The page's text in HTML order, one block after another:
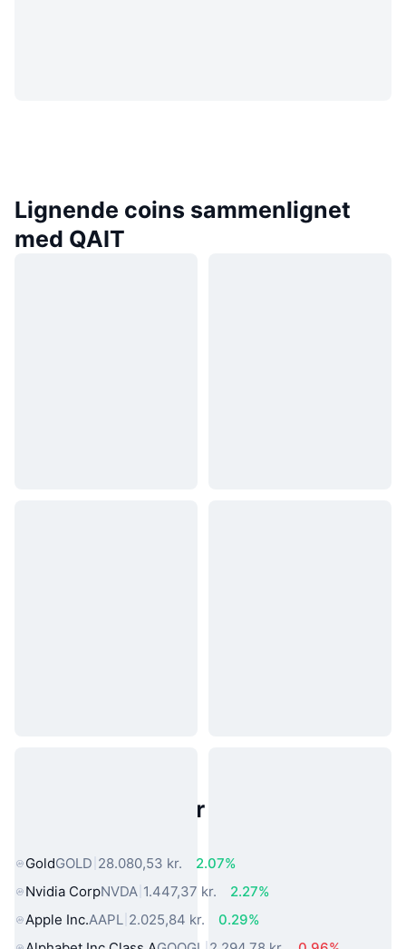
Lignende coins sammenlignet
med QAIT
Populære aktiver fra den virkelige
GoldGOLD 28.080,53 kr.
2.07%
Nvidia CorpNVDA 1.447,37 kr.
2.27%
Apple Inc.AAPL 2.025,84 kr.
0.29%